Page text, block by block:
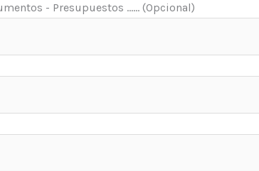
- Presupuestos ...... (Opcional)